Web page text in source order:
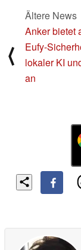
⟨
Ältere News
Anker bietet
Eufy-
lokaler KI
an